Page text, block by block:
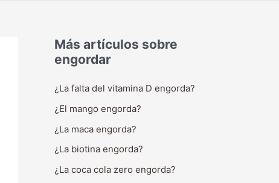
Más artículos sobre
engordar
¿La falta del vitamina D engorda?
¿El mango engorda?
¿La maca engorda?
¿La biotina engorda?
¿La coca cola zero engorda?